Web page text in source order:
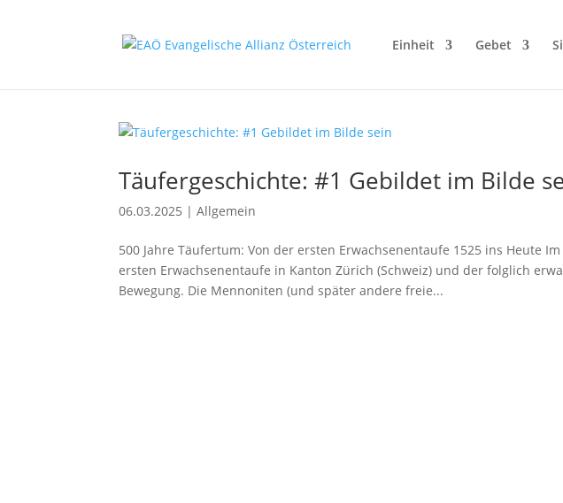
Einheit Gebet
Täufergeschichte: #1 Gebildet im Bilde
06.03.2025 |Allgemein
500 Jahre Täufertum: Von der ersten Erwachsenentaufe 1525 ins Heute
ersten Erwachsenentaufe in Kanton Zürich (Schweiz) und der folglich
Bewegung. Die Mennoniten (und später andere freie...